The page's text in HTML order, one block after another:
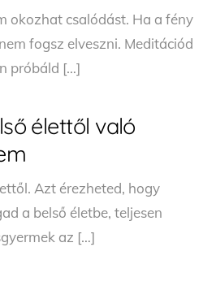
okozhat csalódást. Ha a fény
fogsz elveszni. Meditációd
próbáld […]
élettől való
Azt érezheted, hogy
a belső életbe, teljesen
az […]